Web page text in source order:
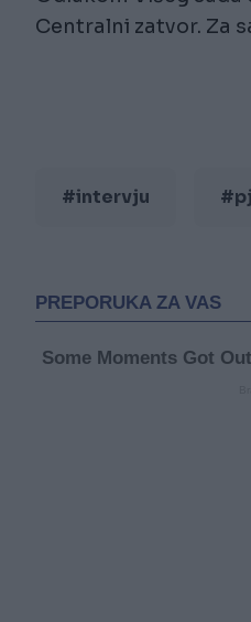
Centralni zatvor. Za
#intervju